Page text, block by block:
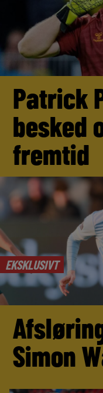
Patrick
besked
fremtid
EKSKLUSIVT
Simon